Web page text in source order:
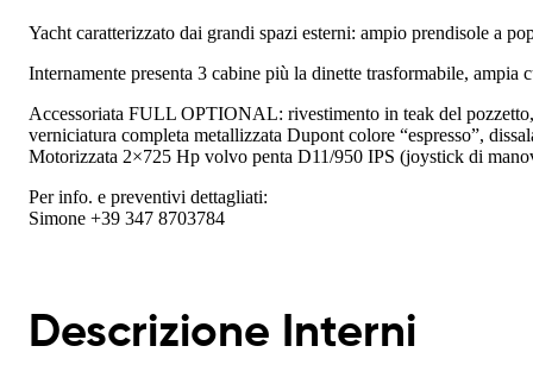
Yacht caratterizzato dai grandi spazi esterni: ampio prendisole a
Internamente presenta 3 cabine più la dinette trasformabile,
Accessoriata FULL OPTIONAL: rivestimento in teak del
verniciatura completa metallizzata Dupont colore “espresso”,
Motorizzata 2×725 Hp volvo penta D11/950 IPS (joystick di
Per info. e preventivi dettagliati:
Simone +39 347 8703784
Descrizione Interni